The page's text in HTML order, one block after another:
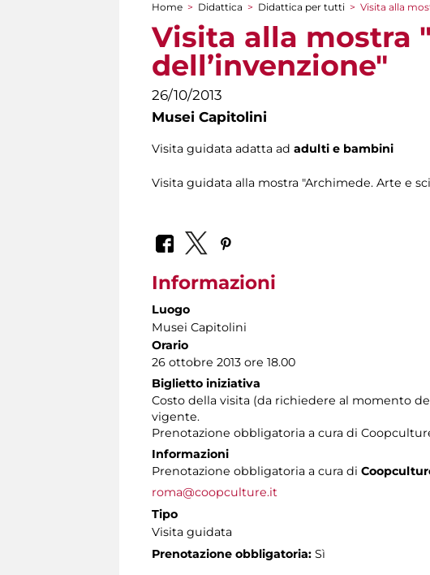
Tu sei qui
Home > Didattica > Didattica per tutti > Visita alla
Visita alla mostra
dell’invenzione"
26/10/2013
Musei Capitolini
Visita guidata adatta ad adulti e bambini
Visita guidata alla mostra "Archimede. Arte e
Informazioni
Luogo
Musei Capitolini
Orario
26 ottobre 2013 ore 18.00
Biglietto iniziativa
Costo della visita (da richiedere al momento
vigente.
Prenotazione obbligatoria a cura di
Informazioni
Prenotazione obbligatoria a cura di
roma@coopculture.it
Tipo
Visita guidata
Prenotazione obbligatoria: Sì